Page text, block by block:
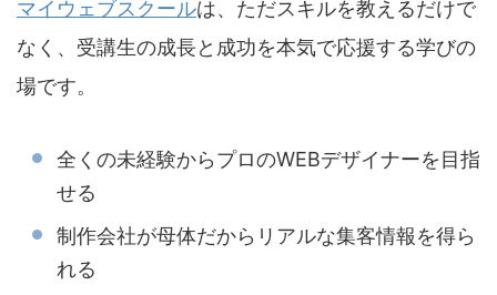
マイウェブスクールは、ただスキルを教えるだけで
なく、受講生の成長と成功を本気で応援する学びの
場です。
全くの未経験からプロのWEBデザイナーを目指
せる
制作会社が母体だからリアルな集客情報を得ら
れる